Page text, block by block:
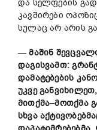
და სელფების
კავშირები
სულაც არ არის
—მაშინ
დაგისვამთ:
დამატებების
უკვეგანვიხილეთ,
მითქმა–მოთქმა
სხვა